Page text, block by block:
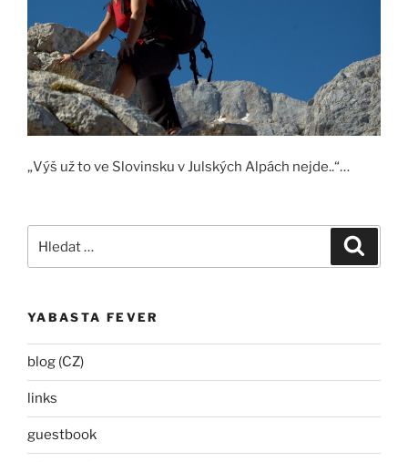
„Výš už to ve Slovinsku v Julských Alpách nejde..“…
YABASTA FEVER
blog (CZ)
links
guestbook